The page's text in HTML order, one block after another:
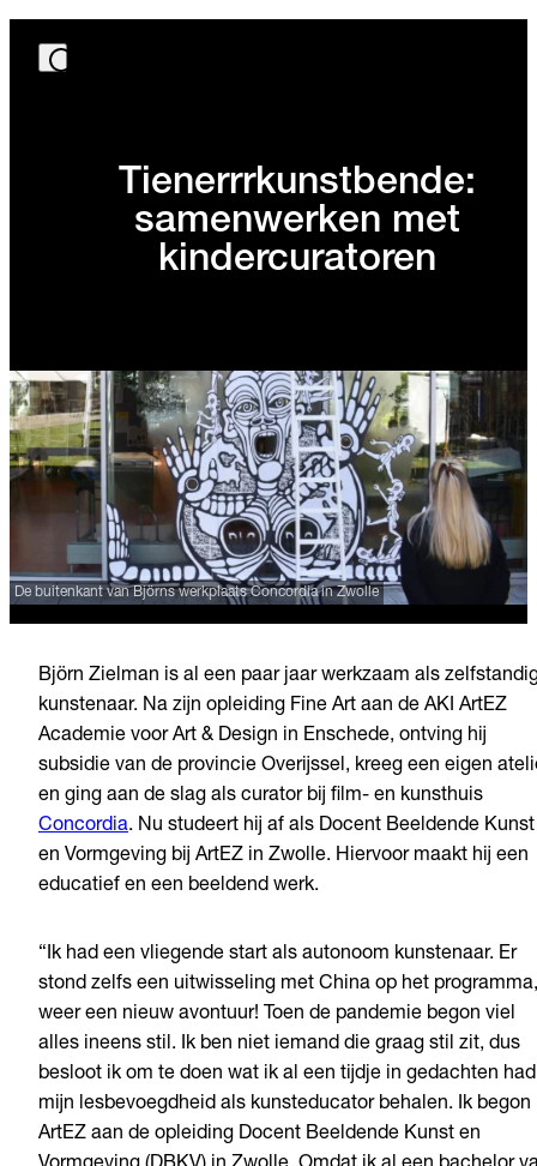
Tienerrrkunstbende:
samenwerken met
kindercuratoren
De buitenkant van Björns werkplaats Concordia in Zwolle
Björn Zielman is al een paar jaar werkzaam als
kunstenaar. Na zijn opleiding Fine Art aan de AKI ArtEZ
Academie voor Art & Design in Enschede, ontving hij
subsidie van de provincie Overijssel, kreeg een eigen
en ging aan de slag als curator bij film- en kunsthuis
Concordia. Nu studeert hij af als Docent Beeldende Kunst
en Vormgeving bij ArtEZ in Zwolle. Hiervoor maakt hij een
educatief en een beeldend werk.
“Ik had een vliegende start als autonoom kunstenaar. Er
stond zelfs een uitwisseling met China op het programma,
weer een nieuw avontuur! Toen de pandemie begon viel
alles ineens stil. Ik ben niet iemand die graag stil zit, dus
besloot ik om te doen wat ik al een tijdje in gedachten
mijn lesbevoegdheid als kunsteducator behalen. Ik begon
ArtEZ aan de opleiding Docent Beeldende Kunst en